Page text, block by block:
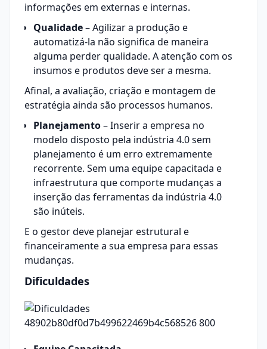
informações em externas e internas.
Qualidade– Agilizar a produção e
automatizá-la não significa de maneira
alguma perder qualidade. A atenção com os
insumos e produtos deve ser a mesma.
Afinal, a avaliação, criação e montagem de
estratégia ainda são processos humanos.
Planejamento– Inserir a empresa no
modelo disposto pela indústria 4.0 sem
planejamento é um erro extremamente
recorrente. Sem uma equipe capacitada e
infraestrutura que comporte mudanças a
inserção das ferramentas da indústria 4.0
são inúteis.
E o gestor deve planejar estrutural e
financeiramente a sua empresa para essas
mudanças.
Dificuldades